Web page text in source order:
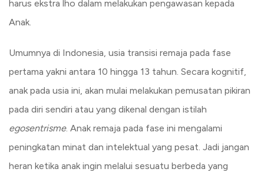
harus ekstra lho dalam melakukan pengawasan kepada
Anak.
Umumnya di Indonesia, usia transisi remaja pada fase
pertama yakni antara 10 hingga 13 tahun. Secara kognitif,
anak pada usia ini, akan mulai melakukan pemusatan pikiran
pada diri sendiri atau yang dikenal dengan istilah
egosentrisme. Anak remaja pada fase ini mengalami
peningkatan minat dan intelektual yang pesat. Jadi jangan
heran ketika anak ingin melalui sesuatu berbeda yang